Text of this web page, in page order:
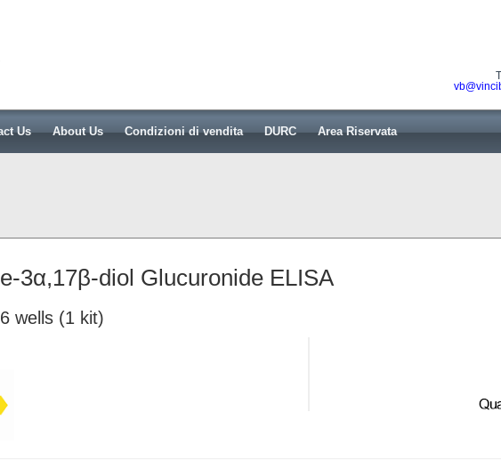
Us About Us Condizioni di vendita DURC Area Riservata
3α,17β-diol Glucuronide ELISA
wells (1 kit)